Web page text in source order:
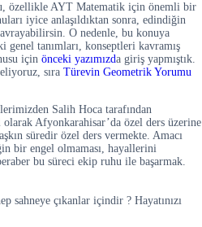
özellikle AYT Matematik için önemli bir
iyice anlaşıldıktan sonra, edindiğin
O nedenle, bu konuya
genel tanımları, konseptleri kavramış
için önceki yazımızda giriş yapmıştık.
sıra Türevin Geometrik Yorumu
Salih Hoca tarafından
Afyonkarahisar’da özel ders üzerine
süredir özel ders vermekte. Amacı
bir engel olmaması, hayallerini
bu süreci ekip ruhu ile başarmak.
sahneye çıkanlar içindir ? Hayatınızı